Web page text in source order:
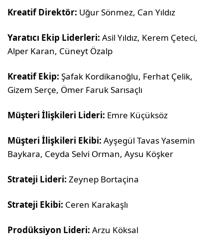
Kreatif Direktör: Uğur Sönmez, Can Yıldız
Yaratıcı Ekip Liderleri: Asil Yıldız, Kerem Çeteci,
Alper Karan, Cüneyt Özalp
Kreatif Ekip: Şafak Kordikanoğlu, Ferhat Çelik,
Gizem Serçe, Ömer Faruk Sarısaçlı
Müşteri İlişkileri Lideri: Emre Küçüksöz
Müşteri İlişkileri Ekibi: Ayşegül Tavas Yasemin
Baykara, Ceyda Selvi Orman, Aysu Köşker
Strateji Lideri: Zeynep Bortaçina
Strateji Ekibi: Ceren Karakaşlı
Prodüksiyon Lideri: Arzu Köksal